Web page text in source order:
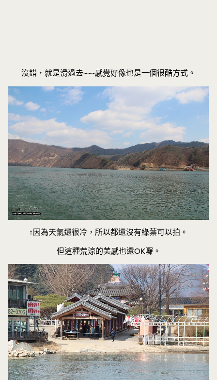
沒錯，就是滑過去~~~感覺好像也是一個很酷方式。
↑因為天氣還很冷，所以都還沒有綠葉可以拍。
但這種荒涼的美感也還OK囉。